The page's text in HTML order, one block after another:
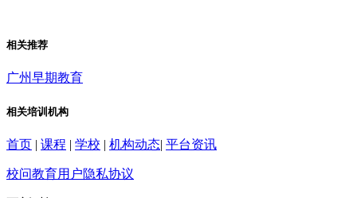
相关推荐
广州早期教育
相关培训机构
首页 | 课程 | 学校 | 机构动态| 平台资讯
校问教育用户隐私协议